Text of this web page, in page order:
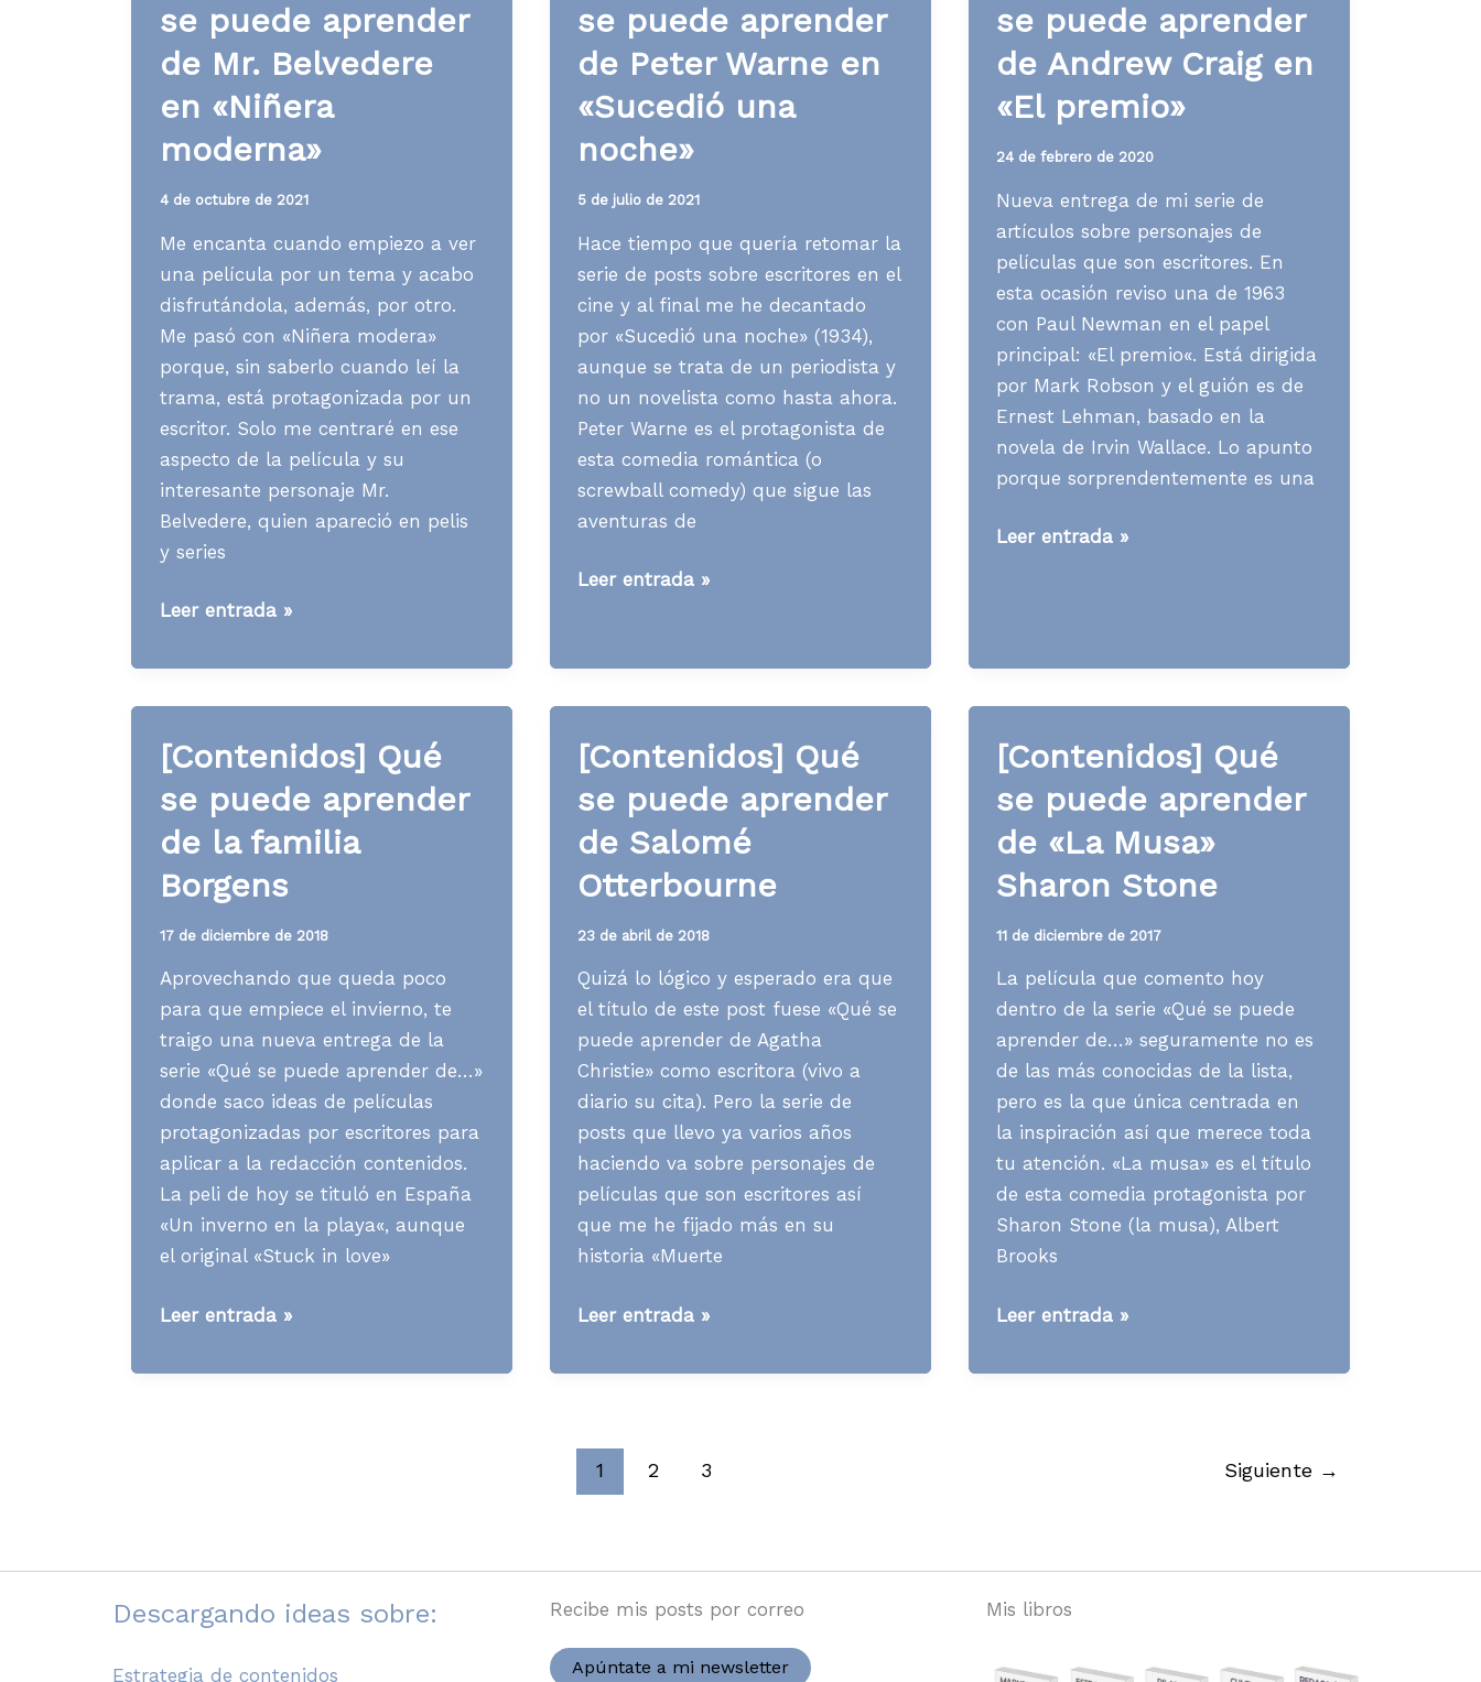
«Colombo»
Miles
Kendig
en
«Un
enredo
dos»
se puede aprender
de Mr. Belvedere
en «Niñera
moderna»
4 de octubre de 2021
Me encanta cuando empiezo a ver
una película por un tema y acabo
disfrutándola, además, por otro.
Me pasó con «Niñera modera»
porque, sin saberlo cuando leí la
trama, está protagonizada por un
escritor. Solo me centraré en ese
aspecto de la película y su
interesante personaje Mr.
Belvedere, quien apareció en pelis
y series
[Contenidos]
se
puede
de
Mr.
Belvedere
en
«Niñera
Leer entrada »
se puede aprender
de Peter Warne en
«Sucedió una
noche»
5 de julio de 2021
Hace tiempo que quería retomar la
serie de posts sobre escritores en el
cine y al final me he decantado
por «Sucedió una noche» (1934),
aunque se trata de un periodista y
no un novelista como hasta ahora.
Peter Warne es el protagonista de
esta comedia romántica (o
screwball comedy) que sigue las
aventuras de
[Contenidos]
puede
aprender
Peter
Warne
en
«Sucedió
una
Leer entrada »
se puede aprender
de Andrew Craig en
«El premio»
24 de febrero de 2020
Nueva entrega de mi serie de
artículos sobre personajes de
películas que son escritores. En
esta ocasión reviso una de 1963
con Paul Newman en el papel
principal: «El premio«. Está dirigida
por Mark Robson y el guión es de
Ernest Lehman, basado en la
novela de Irvin Wallace. Lo apunto
porque sorprendentemente es una
[Contenidos]
Craig
«El
premio»
Leer entrada »
[Contenidos] Qué
se puede aprender
de la familia
Borgens
17 de diciembre de 2018
Aprovechando que queda poco
para que empiece el invierno, te
traigo una nueva entrega de la
serie «Qué se puede aprender de…»
donde saco ideas de películas
protagonizadas por escritores para
aplicar a la redacción contenidos.
La peli de hoy se tituló en España
«Un inverno en la playa«, aunque
el original «Stuck in love»
[Contenidos]
se
Leer entrada »
[Contenidos] Qué
se puede aprender
de Salomé
Otterbourne
23 de abril de 2018
Quizá lo lógico y esperado era que
el título de este post fuese «Qué se
puede aprender de Agatha
Christie» como escritora (vivo a
diario su cita). Pero la serie de
posts que llevo ya varios años
haciendo va sobre personajes de
películas que son escritores así
que me he fijado más en su
historia «Muerte
[Contenidos]
se
de
Salomé
Leer entrada »
[Contenidos] Qué
se puede aprender
de «La Musa»
Sharon Stone
11 de diciembre de 2017
La película que comento hoy
dentro de la serie «Qué se puede
aprender de…» seguramente no es
de las más conocidas de la lista,
pero es la que única centrada en
la inspiración así que merece toda
tu atención. «La musa» es el título
de esta comedia protagonista por
Sharon Stone (la musa), Albert
Brooks
[Contenidos]
se
Leer entrada »
1 2 3 Siguiente →
Descargando ideas sobre:
Estrategia de contenidos
Recibe mis posts por correo
Apúntate a mi newsletter
Mis libros